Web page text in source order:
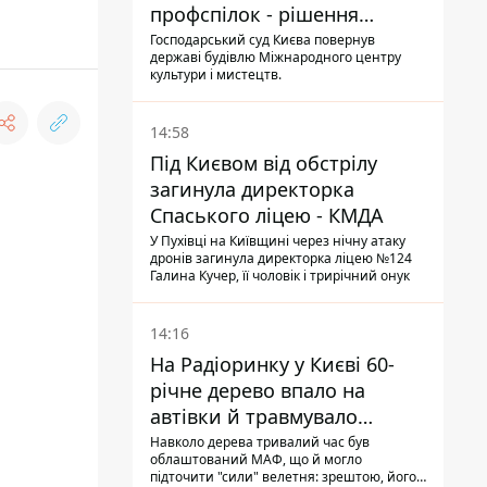
профспілок - рішення
Господарського суду
Господарський суд Києва повернув
державі будівлю Міжнародного центру
культури і мистецтв.
14:58
Під Києвом від обстрілу
загинула директорка
Спаського ліцею - КМДА
У Пухівці на Київщині через нічну атаку
дронів загинула директорка ліцею №124
Галина Кучер, її чоловік і трирічний онук
14:16
На Радіоринку у Києві 60-
річне дерево впало на
автівки й травмувало
людину - подробиці
Навколо дерева тривалий час був
облаштований МАФ, що й могло
підточити "сили" велетня: зрештою, його